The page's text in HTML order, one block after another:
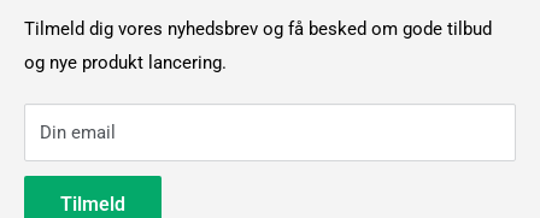
Telefon: 7550 5872
Handelsbetingelser privat
Brug af cookies
Kontakt os
Leasingforespørgsel
Tilmeld dig vores nyhedsbrev og få besked om gode tilbud
og nye produkt lancering.
Din email
Tilmeld